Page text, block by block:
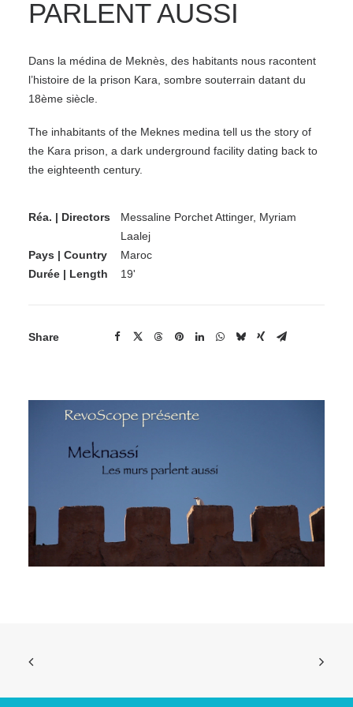
PARLENT AUSSI
Dans la médina de Meknès, des habitants nous racontent
l’histoire de la prison Kara, sombre souterrain datant du
18ème siècle.
The inhabitants of the Meknes medina tell us the story of
the Kara prison, a dark underground facility dating back to
the eighteenth century.
Réa. | Directors
Messaline Porchet Attinger, Myriam
Laalej
Pays | Country
Maroc
Durée | Length
19'
Share